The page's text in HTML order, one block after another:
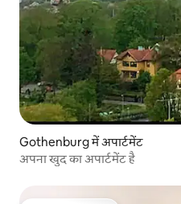
Gothenburg में अपार्टमेंट
अपना खुद का अपार्टमेंट है